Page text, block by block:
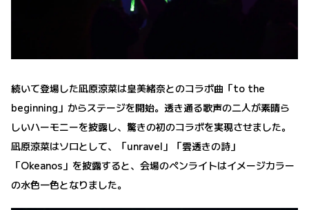
続いて登場した凪原涼菜は皇美緒奈とのコラボ曲「to the
beginning」からステージを開始。透き通る歌声の二人が素晴ら
しいハーモニーを披露し、驚きの初のコラボを実現させました。
凪原涼菜はソロとして、「unravel」「雲透きの詩」
「Okeanos」を披露すると、会場のペンライトはイメージカラー
の水色一色となりました。